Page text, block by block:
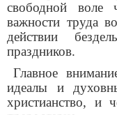
свободной воле
важности труда
действии
праздников.
Главное
идеалы и
христианство, и